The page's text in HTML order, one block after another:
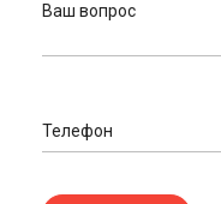
Ваш вопрос
Телефон